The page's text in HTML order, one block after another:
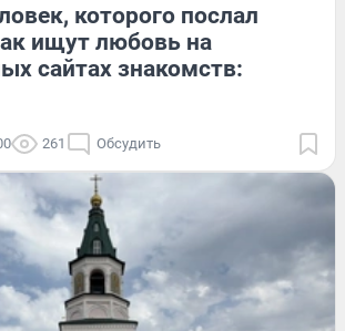
которого послал
ищут любовь на
сайтах знакомств:
261 Обсудить